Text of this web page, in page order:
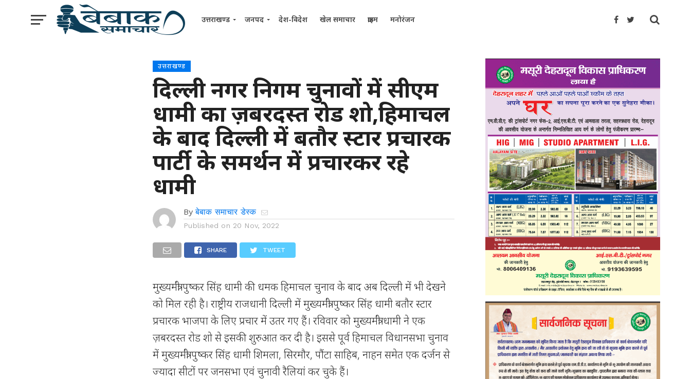
उत्तराखण्ड जनपद देश-विदेश खेल समाचार क्राइम मनोरंजन
उत्तराखण्ड
दिल्ली नगर निगम चुनावों में सीएम
धामी का ज़बरदस्त रोड शो,हिमाचल
के बाद दिल्ली में बतौर स्टार प्रचारक
पार्टी के समर्थन में प्रचारकर रहे
धामी
By बेबाक समाचार डेस्क
Published on 20 Nov, 2022
SHARE TWEET
मुख्यमंत्री पुष्कर सिंह धामी की धमक हिमाचल चुनाव के बाद अब दिल्ली में भी देखने
को मिल रही है। राष्ट्रीय राजधानी दिल्ली में मुख्यमंत्री पुष्कर सिंह धामी बतौर स्टार
प्रचारक भाजपा के लिए प्रचार में उतर गए हैं। रविवार को मुख्यमंत्री धामी ने एक
ज़बरदस्त रोड शो से इसकी शुरुआत कर दी है। इससे पूर्व हिमाचल विधानसभा चुनाव
में मुख्यमंत्री पुष्कर सिंह धामी शिमला, सिरमौर, पौंटा साहिब, नाहन समेत एक दर्जन से
ज्यादा सीटों पर जनसभा एवं चुनावी रैलियां कर चुके हैं।